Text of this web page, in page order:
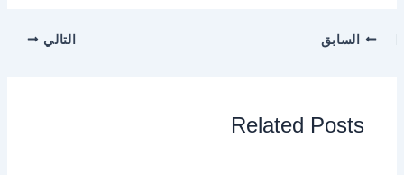
السابق التالي
Related Posts